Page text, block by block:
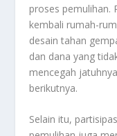
proses pemulihan.
kembali rumah-
desain tahan
dan dana yang
mencegah
berikutnya.
Selain itu,